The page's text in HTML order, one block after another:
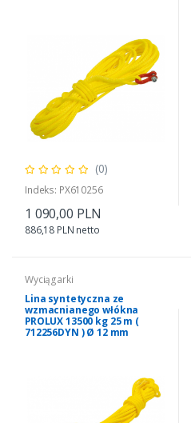
(0)
Indeks: PX610256
1 090,00 PLN
886,18 PLN netto
Wyciągarki
Lina syntetyczna ze
wzmacnianego włókna
PROLUX 13500 kg 25 m (
712256DYN ) Ø 12 mm